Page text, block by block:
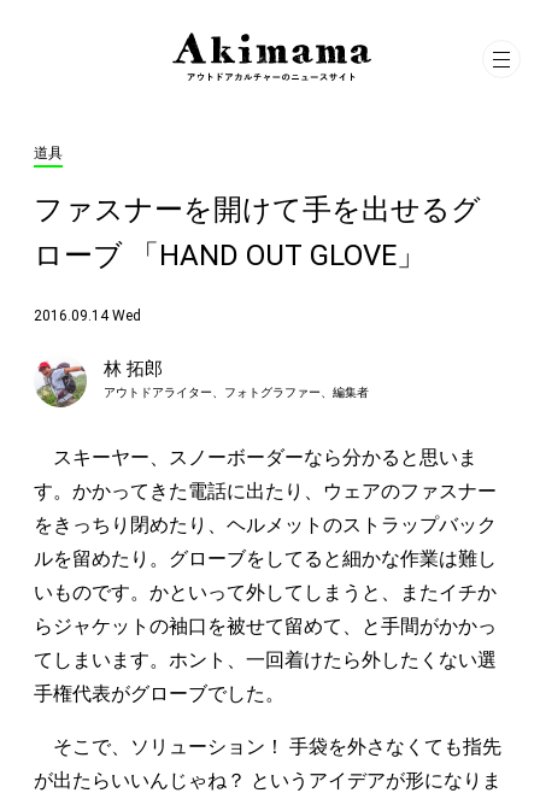
道具
ファスナーを開けて手を出せるグ
ローブ 「HAND OUT GLOVE」
2016.09.14 Wed
林 拓郎
アウトドアライター、フォトグラファー、編集者
スキーヤー、スノーボーダーなら分かると思いま
す。かかってきた電話に出たり、ウェアのファスナー
をきっちり閉めたり、ヘルメットのストラップバック
ルを留めたり。グローブをしてると細かな作業は難し
いものです。かといって外してしまうと、またイチか
らジャケットの袖口を被せて留めて、と手間がかかっ
てしまいます。ホント、一回着けたら外したくない選
手権代表がグローブでした。
そこで、ソリューション！ 手袋を外さなくても指先
が出たらいいんじゃね？ というアイデアが形になりま